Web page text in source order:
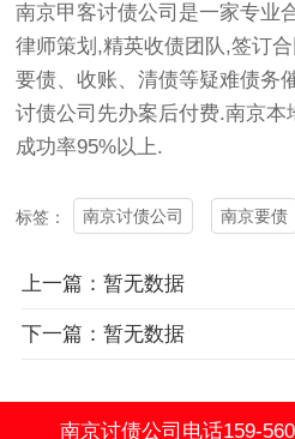
南京甲客讨债公司 是一家专业
律师策划,精英收债团队,签订
要债、收账、清债等疑难债务
讨债公司 先办案后付费.南京本
成功率95%以上.
标签： 南京讨债公司 南京要债
上一篇：暂无数据
下一篇：暂无数据
南京讨债公司电话159-